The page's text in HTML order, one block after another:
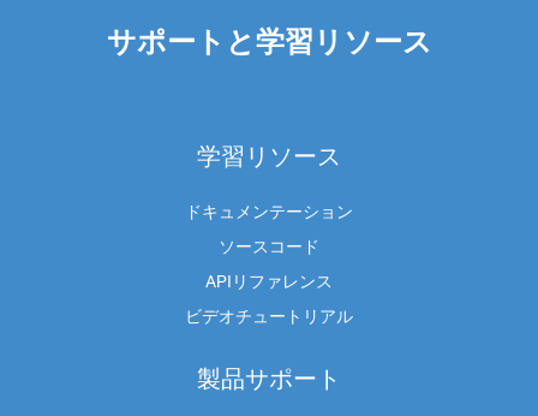
サポートと学習リソース
学習リソース
ドキュメンテーション
ソースコード
APIリファレンス
ビデオチュートリアル
製品サポート